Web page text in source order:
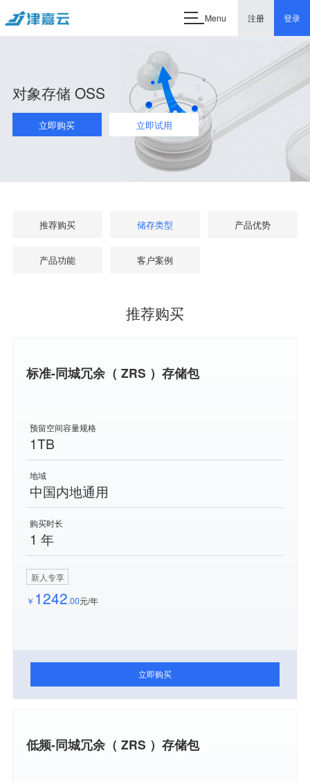
Menu 注册 登录
对象存储 OSS
立即购买 立即试用
推荐购买 储存类型 产品优势
产品功能 客户案例
推荐购买
标准-同城冗余（ ZRS ）存储包
预留空间容量规格
1TB
地域
中国内地通用
购买时长
1 年
新人专享
￥ 1242.00元/年
立即购买
低频-同城冗余（ ZRS ）存储包